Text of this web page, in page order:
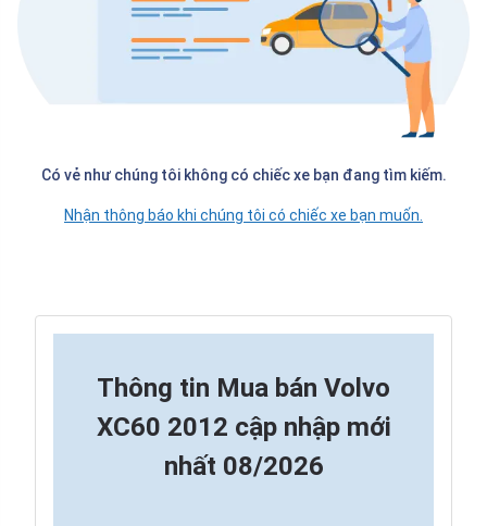
Có vẻ như chúng tôi không có chiếc xe bạn đang tìm kiếm.
Nhận thông báo khi chúng tôi có chiếc xe bạn muốn.
Thông tin Mua bán Volvo
XC60 2012 cập nhập mới
nhất 08/2026